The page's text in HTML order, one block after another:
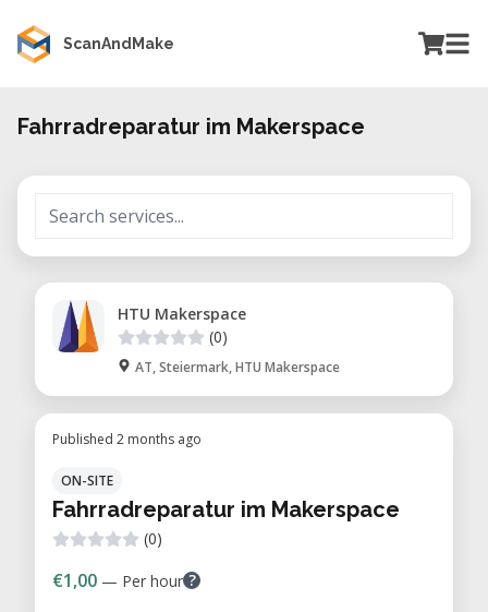
ScanAndMake
Fahrradreparatur im Makerspace
HTU Makerspace
(0)
AT, Steiermark, HTU Makerspace
Published 2 months ago
ON-SITE
Fahrradreparatur im Makerspace
(0)
€1,00 — Per hour ?